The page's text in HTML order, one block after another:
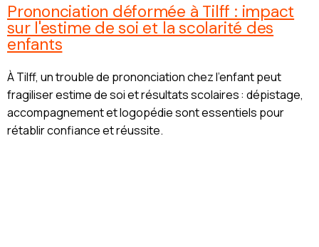
Prononciation déformée à Tilff : impact
sur l'estime de soi et la scolarité des
enfants
À Tilff, un trouble de prononciation chez l’enfant peut
fragiliser estime de soi et résultats scolaires : dépistage,
accompagnement et logopédie sont essentiels pour
rétablir confiance et réussite.